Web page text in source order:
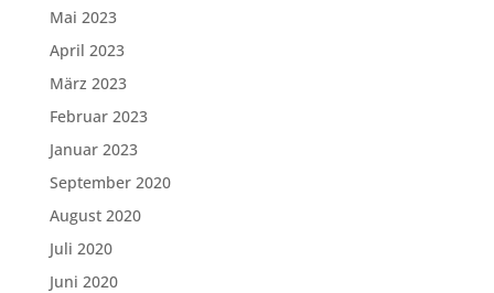
Mai 2023
April 2023
März 2023
Februar 2023
Januar 2023
September 2020
August 2020
Juli 2020
Juni 2020